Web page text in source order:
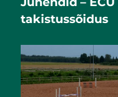
takistussõidus